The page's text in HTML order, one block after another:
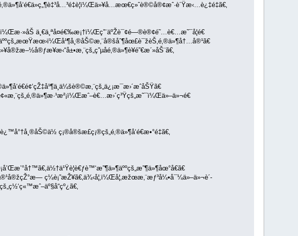
ä¸€ä¸ªå¤é€‰æ¡†ï¼Œç”¨äºŽè¯¢é—®è®¢é˜…è€…æ˜¯å¦é€
ç¡®å®šæ­£ç¡®çš„é‚®ä»¶å‘é€æ•°é‡ã€‚
ç¼è¡”æŽ¥ã€‚ä¾‹å¦‚ï¼Œå¦‚æžœæ‚¨æƒ³å¼•å¯¼ä»–ä»¬è´­